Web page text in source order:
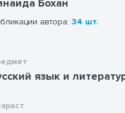
Бохан
автора: 34 шт.
язык и